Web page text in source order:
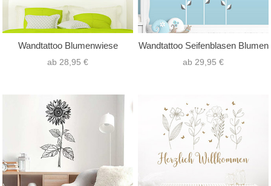
Wandtattoo Blumenwiese
ab 28,95 €
Wandtattoo Seifenblasen Blumen
ab 29,95 €